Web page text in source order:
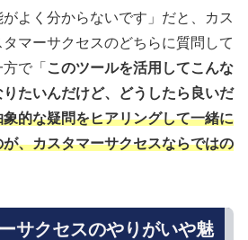
がよく分からないです」だと、カス
マーサクセスのどちらに質問して
で「 このツールを活用してこんな
たいんだけど、どうしたら良いだ
象的な疑問をヒアリングして一緒に
、カスタマーサクセスならではの
サクセスのやりがいや魅